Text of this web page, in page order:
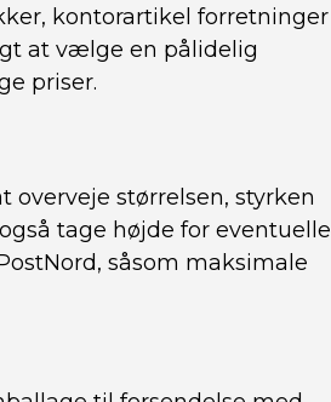
kontorartikel forretninger
at vælge en pålidelig
priser.
størrelsen, styrken
tage højde for eventuelle
såsom maksimale